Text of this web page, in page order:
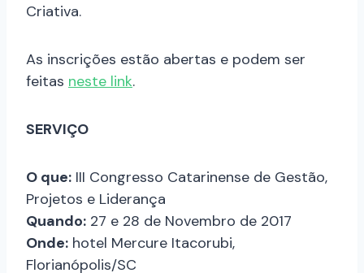
Criativa.
As inscrições estão abertas e podem ser
feitas neste link.
SERVIÇO
O que: III Congresso Catarinense de Gestão,
Projetos e Liderança
Quando: 27 e 28 de Novembro de 2017
Onde: hotel Mercure Itacorubi,
Florianópolis/SC